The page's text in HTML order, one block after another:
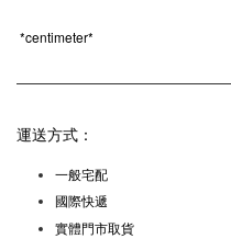
*centimeter*
運送方式：
一般宅配
國際快遞
實體門市取貨